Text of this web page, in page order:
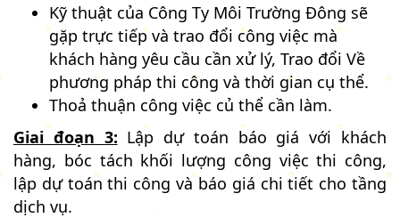
Kỹ thuật của Công Ty Môi Trường Đông sẽ
gặp trực tiếp và trao đổi công việc mà
khách hàng yêu cầu cần xử lý, Trao đổi Về
phương pháp thi công và thời gian cụ thể.
Thoả thuận công việc củ thể cần làm.
Giai đoạn 3: Lập dự toán báo giá với khách
hàng, bóc tách khối lượng công việc thi công,
lập dự toán thi công và báo giá chi tiết cho tầng
dịch vụ.